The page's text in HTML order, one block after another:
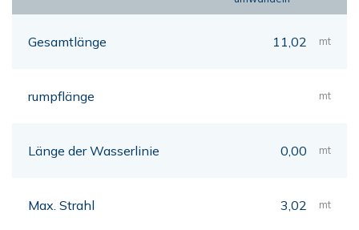
Gesamtlänge 11,02 mt
rumpflänge mt
Länge der Wasserlinie 0,00 mt
Max. Strahl 3,02 mt